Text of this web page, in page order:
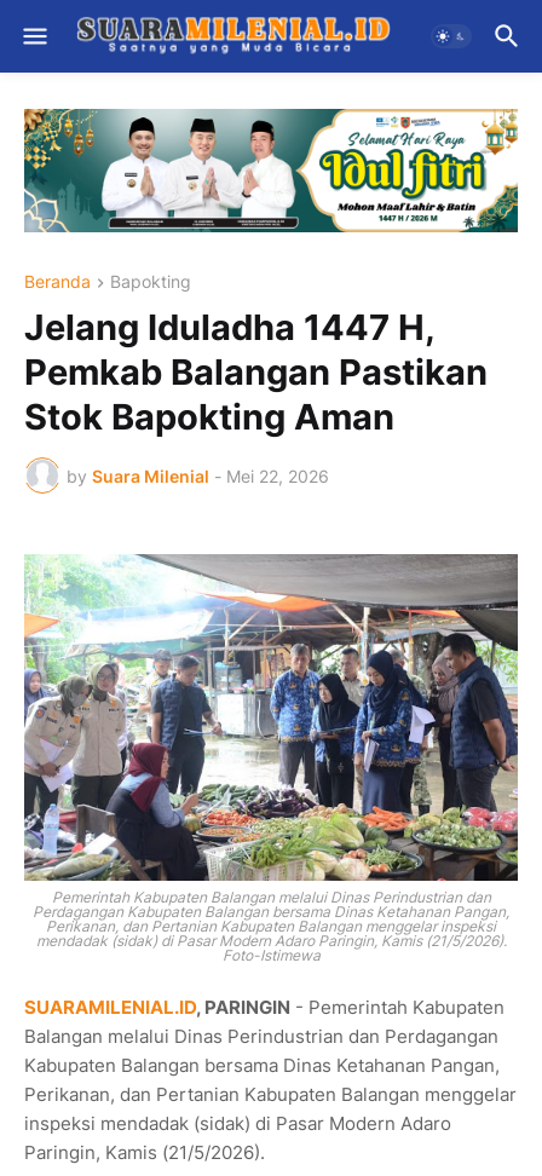
Beranda Bapokting
Jelang Iduladha 1447 H,
Pemkab Balangan Pastikan
Stok Bapokting Aman
by Suara Milenial - Mei 22, 2026
Pemerintah Kabupaten Balanganmelalui Dinas Perindustrian dan
Perdagangan Kabupaten Balangan bersama Dinas Ketahanan Pangan,
Perikanan, dan Pertanian Kabupaten Balangan menggelar inspeksi
mendadak (sidak) di Pasar Modern Adaro Paringin, Kamis (21/5/2026).
Foto-Istimewa
SUARAMILENIAL.ID, PARINGIN - Pemerintah Kabupaten
Balangan melalui Dinas Perindustrian dan Perdagangan
Kabupaten Balangan bersama Dinas Ketahanan Pangan,
Perikanan, dan Pertanian Kabupaten Balangan menggelar
inspeksi mendadak (sidak) di Pasar Modern Adaro
Paringin, Kamis (21/5/2026).